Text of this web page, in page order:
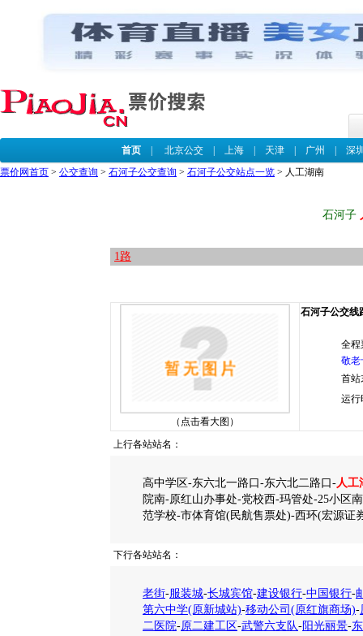
首页| 北京公交| 上海| 天津| 广州
深
票价网首页 > 公交查询 > 石河子公交查询 > 石河子公交站点一览 > 人工湖南
石河子
1路
（点击看大图）
石河子公交线
全程
敬老
首站
运行
上行各站站名：
高中学区-东六北一路口-东六北二路口- 人工
院南-原红山办事处-党校西-玛管处-25小区
范学校-市体育馆(民航售票处)-西环(宏源证
下行各站站名：
老街-服装城-长城宾馆-建设银行-中国银行-
第六中学(原新城站)-移动公司(原红旗商场)-
二医院-原二建工区-武警六支队-阳光丽景-